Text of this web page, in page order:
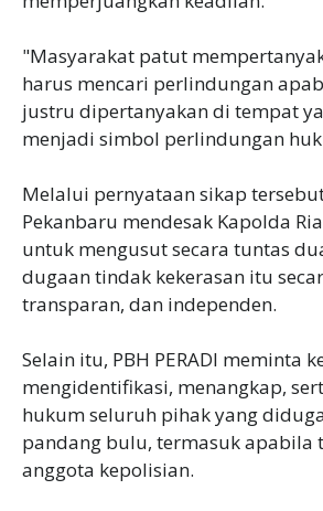
"Masyarakat patut
harus mencari perlindungan
justru dipertanyakan di tempat
menjadi simbol perlindungan
Melalui pernyataan sikap
Pekanbaru mendesak Kapolda
untuk mengusut secara tuntas
dugaan tindak kekerasan itu
transparan, dan independen.
Selain itu, PBH PERADI meminta
mengidentifikasi, menangkap,
hukum seluruh pihak yang
pandang bulu, termasuk apabila
anggota kepolisian.